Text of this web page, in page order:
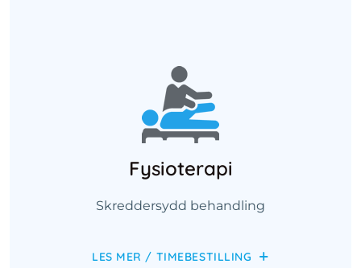
Fysioterapi
Skreddersydd behandling
LES MER / TIMEBESTILLING